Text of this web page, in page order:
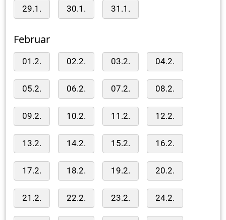
29.1. 30.1. 31.1.
Februar
01.2. 02.2. 03.2. 04.2.
05.2. 06.2. 07.2. 08.2.
09.2. 10.2. 11.2. 12.2.
13.2. 14.2. 15.2. 16.2.
17.2. 18.2. 19.2. 20.2.
21.2. 22.2. 23.2. 24.2.